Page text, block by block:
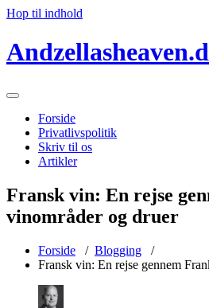
Hop til indhold
Forside
Privatlivspolitik
Skriv til os
Artikler
Fransk vin: En rejse
vinområder og druer
Forside / Blogging /
Fransk vin: En rejse gennem